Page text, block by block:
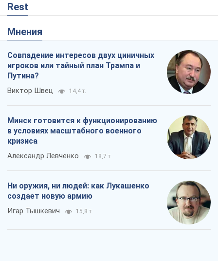
Rest
Мнения
Совпадение интересов двух циничных
игроков или тайный план Трампа и
Путина?
Виктор Швец 14,4 т.
Минск готовится к функционированию
в условиях масштабного военного
кризиса
Александр Левченко 18,7 т.
Ни оружия, ни людей: как Лукашенко
создает новую армию
Игар Тышкевич 15,8 т.